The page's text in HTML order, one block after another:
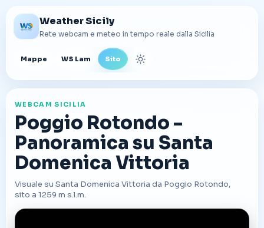
Weather Sicily
Rete webcam e meteo in tempo reale dalla Sicilia
Mappe WS Lam Sito Cambia tema
WEBCAM SICILIA
Poggio Rotondo -
Panoramica su Santa
Domenica Vittoria
Visuale su Santa Domenica Vittoria da Poggio Rotondo,
sito a 1259 m s.l.m.